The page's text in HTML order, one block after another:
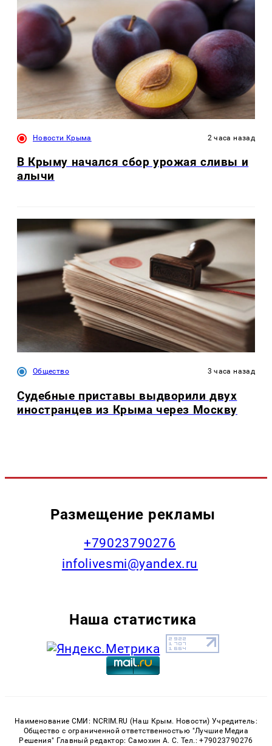
Новости Крыма 2 часа назад
В Крыму начался сбор урожая сливы и
алычи
Общество 3 часа назад
Судебные приставы выдворили двух
иностранцев из Крыма через Москву
Размещение рекламы
+79023790276
infolivesmi@yandex.ru
Наша статистика
Наименование СМИ: NCRIM.RU (Наш Крым. Новости) Учредитель:
Общество с ограниченной ответственностью "Лучшие Медиа
Решения" Главный редактор: Самохин А. С. Тел.: +79023790276